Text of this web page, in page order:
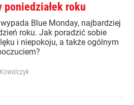
poniedziałek roku
Blue Monday, najbardziej
roku. Jak poradzić sobie
i niepokoju, a także ogólnym